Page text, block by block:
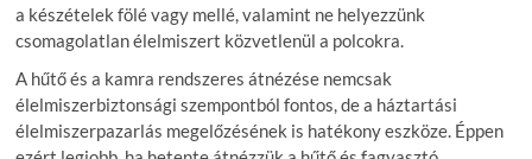
a készételek fölé vagy mellé, valamint ne helyezzünk
csomagolatlan élelmiszert közvetlenül a polcokra.
A hűtő és a kamra rendszeres átnézése nemcsak
élelmiszerbiztonsági szempontból fontos, de a háztartási
élelmiszerpazarlás megelőzésének is hatékony eszköze. Éppen